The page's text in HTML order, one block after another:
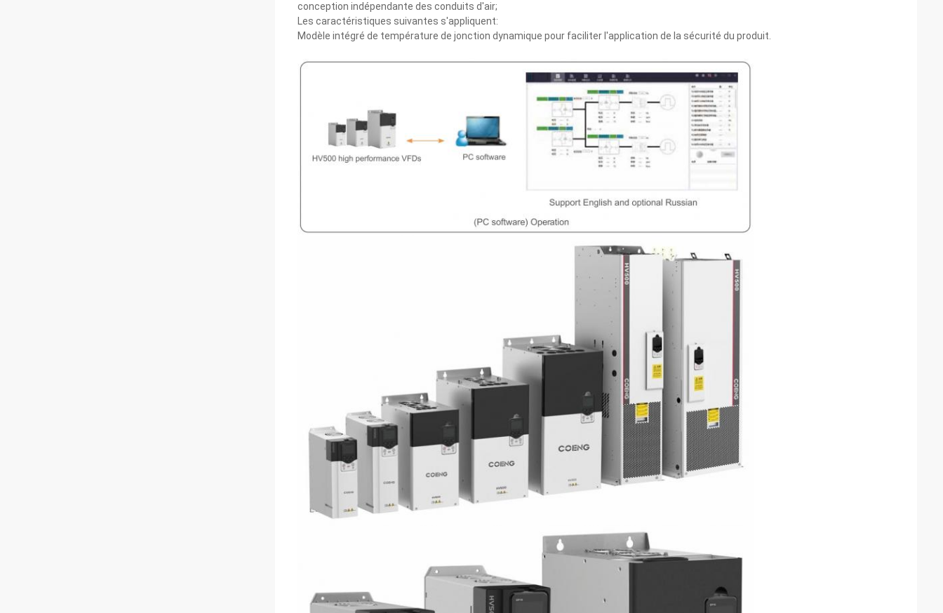
conception indépendante des conduits d'air;
Les caractéristiques suivantes s'appliquent:
Modèle intégré de température de jonction dynamique pour faciliter l'application de la sécurité du produit.